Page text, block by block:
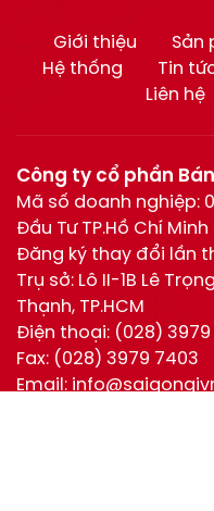
Giới thiệu Sản
Hệ thống
Tin
Liên hệ
Công ty cổ phần
Mã số doanh nghiệp:
Đầu Tư TP.Hồ Chí
Đăng ký thay đổi lần
Trụ sở: Lô II-1B Lê
Thạnh, TP.HCM
Điện thoại: (028) 3979
Fax: (028) 3979 7403
Email: